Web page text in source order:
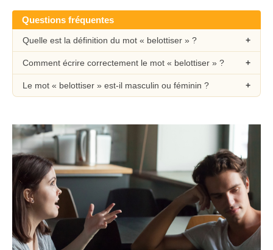
Questions fréquentes
Quelle est la définition du mot « belottiser » ?
Comment écrire correctement le mot « belottiser » ?
Le mot « belottiser » est-il masculin ou féminin ?